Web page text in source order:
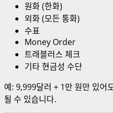
원화 (한화)
외화 (모든 통화)
수표
Money Order
트래블러스 체크
기타 현금성 수단
예: 9,999달러 + 1만 원만 있어
될 수 있습니다.